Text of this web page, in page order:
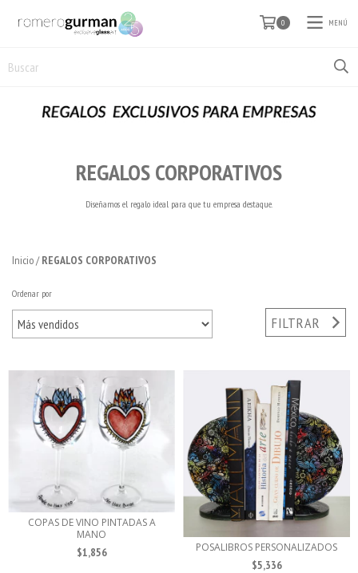
0 MENÚ
REGALOS CORPORATIVOS
Diseñamos el regalo ideal para que tu empresa destaque.
Inicio/ REGALOS CORPORATIVOS
Ordenar por
FILTRAR
COPAS DE VINO PINTADAS A
MANO
$1,856 POSALIBROS PERSONALIZADOS
$5,336